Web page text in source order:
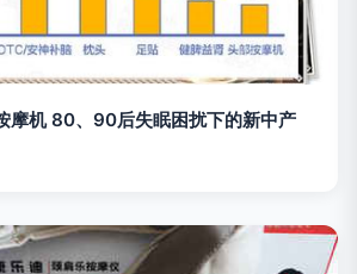
摩机 80、90后失眠困扰下的新中产